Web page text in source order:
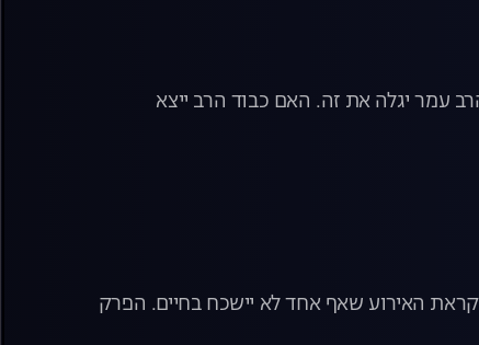
עמר יגלה את זה. האם כבוד הרב ייצא
האירוע שאף אחד לא יישכח בחיים. הפרק